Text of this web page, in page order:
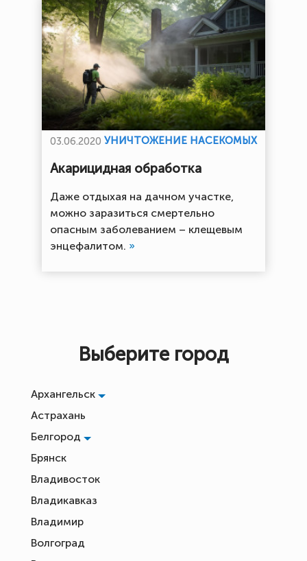
03.06.2020 УНИЧТОЖЕНИЕ НАСЕКОМЫХ
Акарицидная обработка
Даже отдыхая на дачном участке,
можно заразиться смертельно
опасным заболеванием – клещевым
энцефалитом. »
Выберите город
Архангельск
Астрахань
Белгород
Брянск
Владивосток
Владикавказ
Владимир
Волгоград